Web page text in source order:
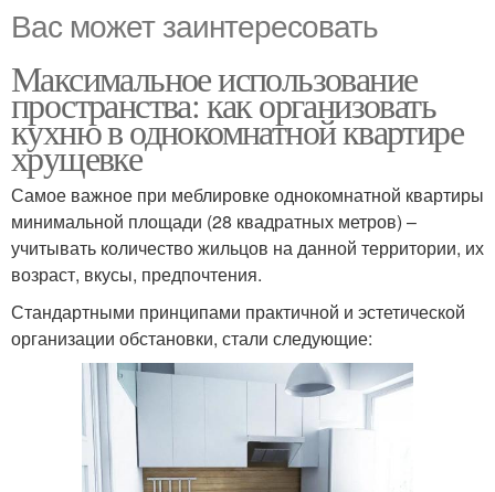
Вас может заинтересовать
Максимальное использование
пространства: как организовать
кухню в однокомнатной квартире
хрущевке
Самое важное при меблировке однокомнатной квартиры
минимальной площади (28 квадратных метров) –
учитывать количество жильцов на данной территории, их
возраст, вкусы, предпочтения.
Стандартными принципами практичной и эстетической
организации обстановки, стали следующие: